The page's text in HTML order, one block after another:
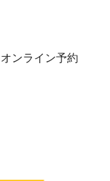
ンライン予約